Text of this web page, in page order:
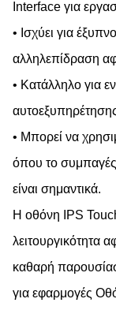
Interface για
• Ισχύει για
αλληλεπίδραση
• Κατάλληλο για
• Μπορεί να
όπου το συμπαγές
είναι σημαντικά.
Η οθόνη IPS
λειτουργικότητα
καθαρή
για εφαρμογές